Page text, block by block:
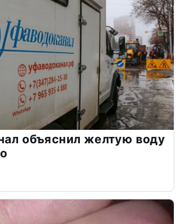
объяснил желтую воду